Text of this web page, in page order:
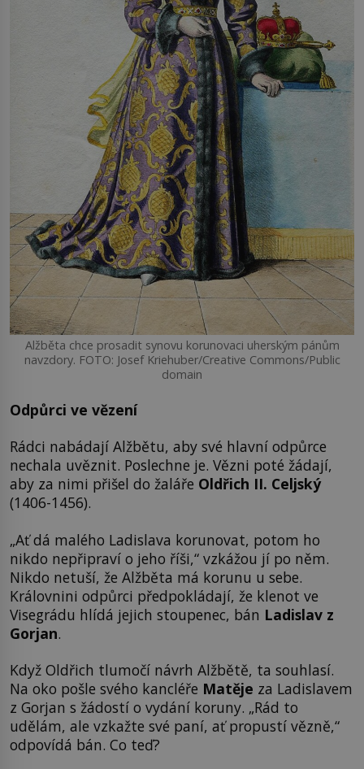
Alžběta chce prosadit synovu korunovaci uherským pánům
navzdory. FOTO: Josef Kriehuber/Creative Commons/Public
domain
Odpůrci ve vězení
Rádci nabádají Alžbětu, aby své hlavní odpůrce
nechala uvěznit. Poslechne je. Vězni poté žádají,
aby za nimi přišel do žaláře Oldřich II. Celjský
(1406-1456).
„Ať dá malého Ladislava korunovat, potom ho
nikdo nepřipraví o jeho říši,“ vzkážou jí po něm.
Nikdo netuší, že Alžběta má korunu u sebe.
Královnini odpůrci předpokládají, že klenot ve
Visegrádu hlídá jejich stoupenec, bán Ladislav z
Gorjan.
Když Oldřich tlumočí návrh Alžbětě, ta souhlasí.
Na oko pošle svého kancléře Matěje za Ladislavem
z Gorjan s žádostí o vydání koruny. „Rád to
udělám, ale vzkažte své paní, ať propustí vězně,“
odpovídá bán. Co teď?